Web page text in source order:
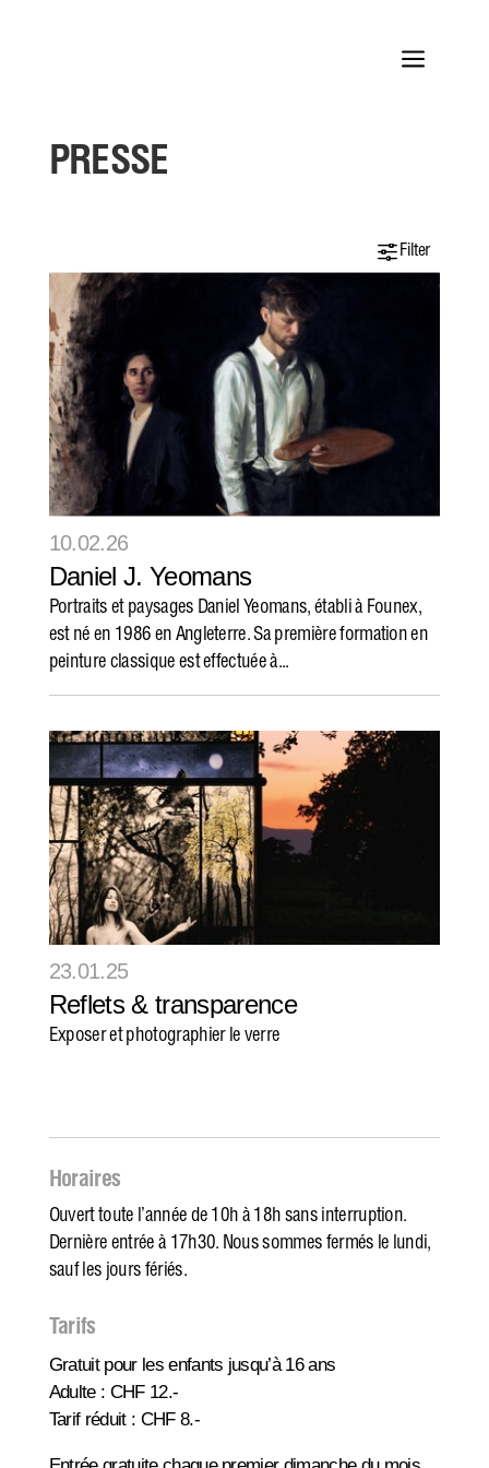
a
PRESSE
10.02.26
Daniel J. Yeomans
Portraits et paysages Daniel Yeomans, établi à Founex,
est né en 1986 en Angleterre. Sa première formation en
peinture classique est effectuée à...
23.01.25
Reflets & transparence
Exposer et photographier le verre
Horaires
Ouvert toute l’année de 10h à 18h sans interruption.
Dernière entrée à 17h30. Nous sommes fermés le lundi,
sauf les jours fériés.
Tarifs
Gratuit pour les enfants jusqu’à 16 ans
Adulte : CHF 12.-
Tarif réduit : CHF 8.-